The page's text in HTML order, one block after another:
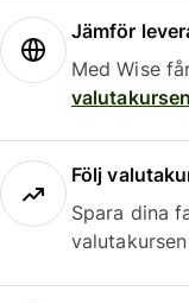
Jämför
Med Wise
valutakursen
Följ
Spara dina